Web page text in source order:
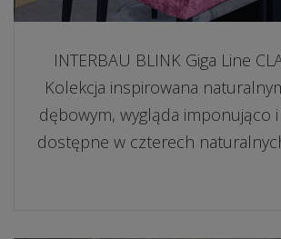
INTERBAU BLINK Giga Line
Kolekcja inspirowana
dębowym, wygląda imponująco
dostępne w czterech